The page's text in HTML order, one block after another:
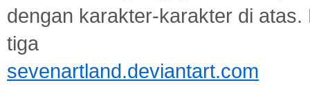
dengan karakter-karakter di
tiga
sevenartland.deviantart.com